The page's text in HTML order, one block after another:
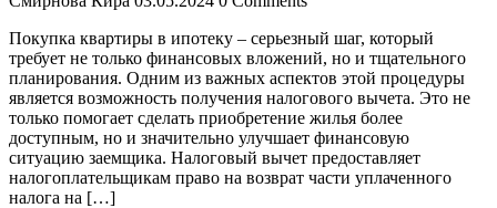
Покупка квартиры в ипотеку – серьезный шаг, который
требует не только финансовых вложений, но и тщательного
планирования. Одним из важных аспектов этой процедуры
является возможность получения налогового вычета. Это не
только помогает сделать приобретение жилья более
доступным, но и значительно улучшает финансовую
ситуацию заемщика. Налоговый вычет предоставляет
налогоплательщикам право на возврат части уплаченного
налога на […]